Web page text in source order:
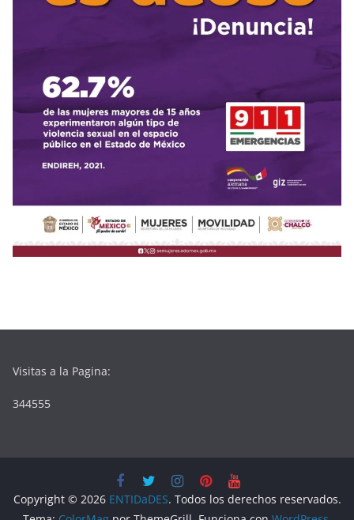
Visitas a la Pagina:
344555
Copyright © 2026 ENTIDaDES. Todos los derechos reservados.